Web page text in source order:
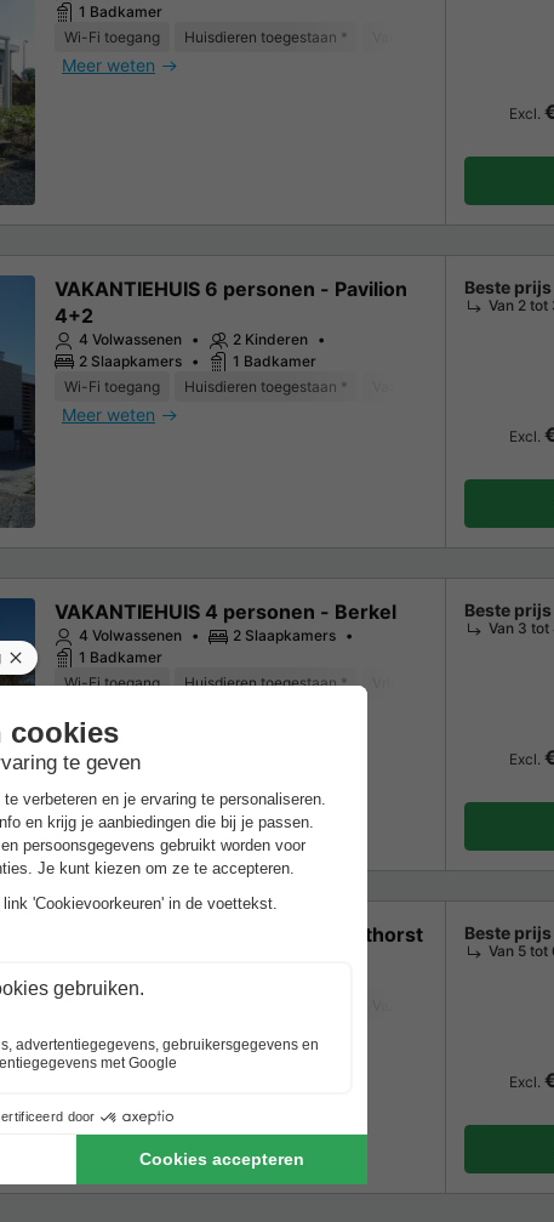
1 Badkamer
Wi-Fi toegang
Huisdieren toegestaan *
Meer weten
Excl.
VAKANTIEHUIS 6 personen - Pavilion
4+2
4 Volwassenen
2 Kinderen
2 Slaapkamers
1 Badkamer
Wi-Fi toegang
Huisdieren toegestaan *
Meer weten
Beste prijs
Van 2 tot
Excl.
VAKANTIEHUIS 4 personen - Berkel
4 Volwassenen
2 Slaapkamers
1 Badkamer
Wi-Fi toegang
Huisdieren toegestaan *
Beste prijs
Van 3 tot
Excl.
VAKANTIEHUIS 4 personen - Velthorst
1 Badkamer
Beste prijs
Van 5 tot
Excl.